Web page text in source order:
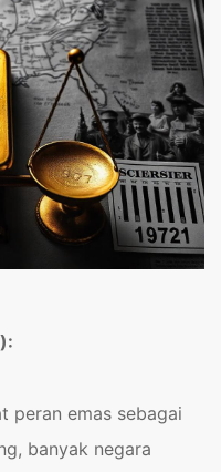
peran emas sebagai
banyak negara